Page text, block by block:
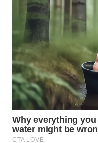
WN
BORNEO
Wahana
Media
Group
WAHANA
NEWS
WAHANA
TANI